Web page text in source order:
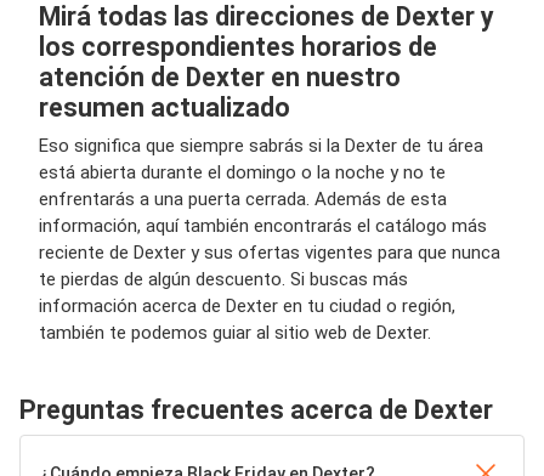
Mirá todas las direcciones de Dexter y
los correspondientes horarios de
atención de Dexter en nuestro
resumen actualizado
Eso significa que siempre sabrás si la Dexter de tu área
está abierta durante el domingo o la noche y no te
enfrentarás a una puerta cerrada. Además de esta
información, aquí también encontrarás el catálogo más
reciente de Dexter y sus ofertas vigentes para que nunca
te pierdas de algún descuento. Si buscas más
información acerca de Dexter en tu ciudad o región,
también te podemos guiar al sitio web de Dexter.
Preguntas frecuentes acerca de Dexter